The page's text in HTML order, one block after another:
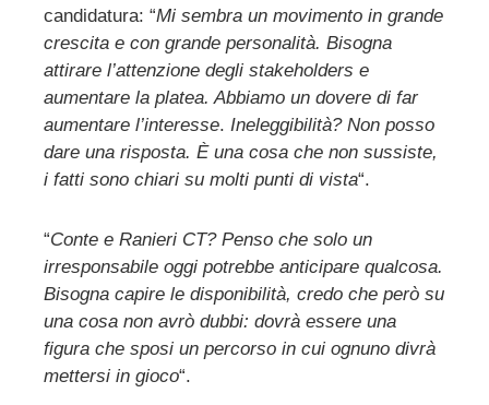
candidatura: “Mi sembra un movimento in grande
crescita e con grande personalità. Bisogna
attirare l’attenzione degli stakeholders e
aumentare la platea. Abbiamo un dovere di far
aumentare l’interesse. Ineleggibilità? Non posso
dare una risposta. È una cosa che non sussiste,
i fatti sono chiari su molti punti di vista“.
“Conte e Ranieri CT? Penso che solo un
irresponsabile oggi potrebbe anticipare qualcosa.
Bisogna capire le disponibilità, credo che però su
una cosa non avrò dubbi: dovrà essere una
figura che sposi un percorso in cui ognuno divrà
mettersi in gioco“.